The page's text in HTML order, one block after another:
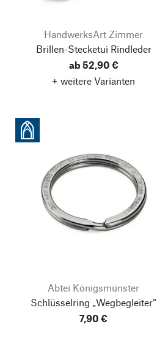
HandwerksArt Zimmer
Brillen-Stecketui Rindleder
ab 52,90 €
+ weitere Varianten
Abtei Königsmünster
Schlüsselring „Wegbegleiter“
7,90 €